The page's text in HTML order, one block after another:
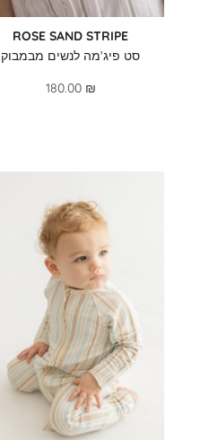
ROSE SAND STRIPE
סט פיג'מה לנשים מבמבוק
180.00 ₪